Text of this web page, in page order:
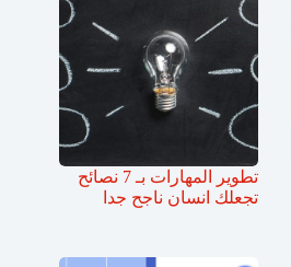
تطوير المهارات بـ 7 نصائح
تجعلك انسان ناجح جدا